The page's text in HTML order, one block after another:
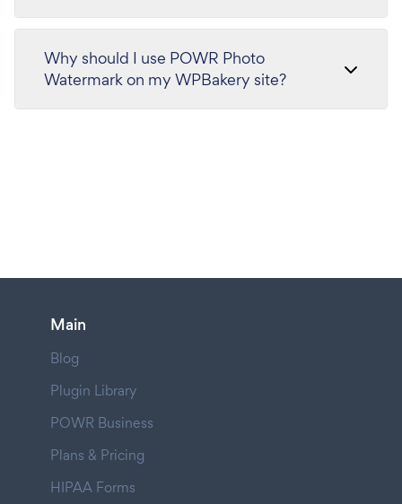
Why should I use POWR Photo
Watermark on my WPBakery site?
Main
Blog
Plugin Library
POWR Business
Plans & Pricing
HIPAA Forms